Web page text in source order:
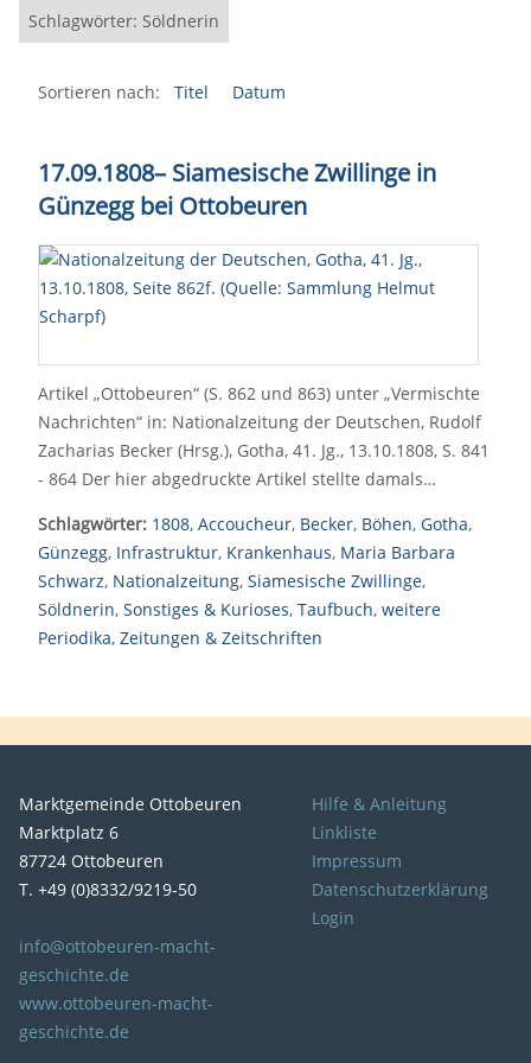
Schlagwörter: Söldnerin
Sortieren nach: Titel Datum
17.09.1808– Siamesische Zwillinge in
Günzegg bei Ottobeuren
Artikel „Ottobeuren“ (S. 862 und 863) unter „Vermischte
Nachrichten“ in: Nationalzeitung der Deutschen, Rudolf
Zacharias Becker (Hrsg.), Gotha, 41. Jg., 13.10.1808, S. 841
- 864 Der hier abgedruckte Artikel stellte damals…
Schlagwörter: 1808, Accoucheur, Becker, Böhen, Gotha,
Günzegg, Infrastruktur, Krankenhaus, Maria Barbara
Schwarz, Nationalzeitung, Siamesische Zwillinge,
Söldnerin, Sonstiges & Kurioses, Taufbuch, weitere
Periodika, Zeitungen & Zeitschriften
Marktgemeinde Ottobeuren
Marktplatz 6
87724 Ottobeuren
T. +49 (0)8332/9219-50
info@ottobeuren-macht-
geschichte.de
www.ottobeuren-macht-
geschichte.de
Hilfe & Anleitung
Linkliste
Impressum
Datenschutzerklärung
Login